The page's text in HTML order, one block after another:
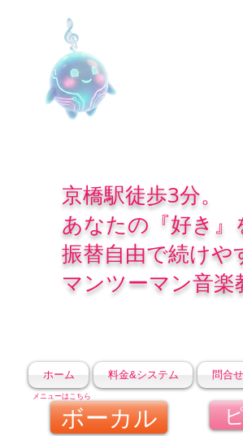
京橋駅徒歩3分。
あなたの『好き
振替自由で続けや
マンツーマン音楽
ホーム 料金&システム 問合
メニューはこちら
ボーカル